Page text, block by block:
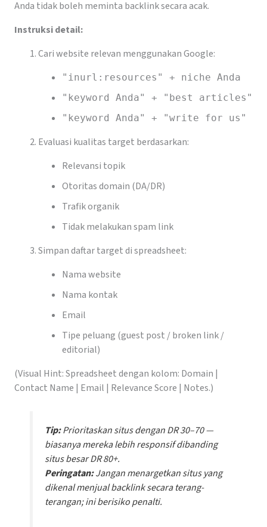
Anda tidak boleh meminta backlink secara acak.
Instruksi detail:
Cari website relevan menggunakan Google:
"inurl:resources" + niche Anda
"keyword Anda" + "best articles"
"keyword Anda" + "write for us"
Evaluasi kualitas target berdasarkan:
Relevansi topik
Otoritas domain (DA/DR)
Trafik organik
Tidak melakukan spam link
Simpan daftar target di spreadsheet:
Nama website
Nama kontak
Email
Tipe peluang (guest post / broken link /
editorial)
(Visual Hint: Spreadsheet dengan kolom: Domain |
Contact Name | Email | Relevance Score | Notes.)
Tip:Prioritaskan situs dengan DR 30–70 —
biasanya mereka lebih responsif dibanding
situs besar DR 80+.
Peringatan:Jangan menargetkan situs yang
dikenal menjual backlink secara terang-
terangan; ini berisiko penalti.